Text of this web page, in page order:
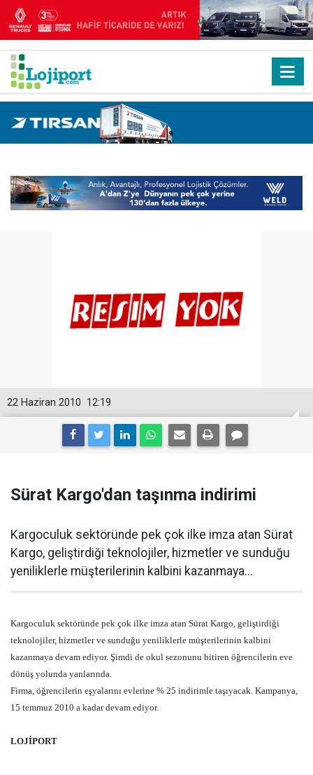
12:19
22 Haziran 2010
Sürat Kargo'dan taşınma indirimi
Kargoculuk sektöründe pek çok ilke imza atan Sürat
Kargo, geliştirdiği teknolojiler, hizmetler ve sunduğu
yeniliklerle müşterilerinin kalbini kazanmaya...
Kargoculuk sektöründe pek çok ilke imza atan Sürat Kargo, geliştirdiği
teknolojiler, hizmetler ve sunduğu yeniliklerle müşterilerinin kalbini
kazanmaya devam ediyor. Şimdi de okul sezonunu bitiren öğrencilerin eve
dönüş yolunda yanlarında.
Firma, öğrencilerin eşyalarını evlerine % 25 indirimle taşıyacak. Kampanya,
15 temmuz 2010 a kadar devam ediyor.
LOJİPORT